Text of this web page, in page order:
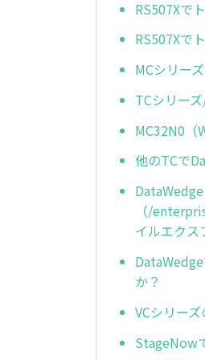
RS507Xで
RS507Xで
MCシリー
TCシリー
MC32N0（
他のTCで
（/
イルエクス
か？
VCシリー
StageNow